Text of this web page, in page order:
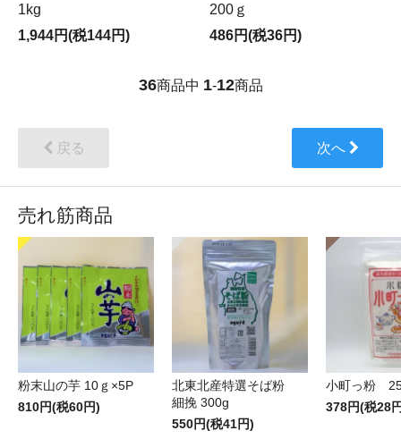
1kg
1,944円(税144円)
200ｇ
486円(税36円)
36商品中 1-12商品
戻る 次へ
売れ筋商品
粉末山の芋 10ｇ×5P
810円(税60円)
北東北産特選そば粉
細挽 300g
550円(税41円)
小町っ粉
378円(税28